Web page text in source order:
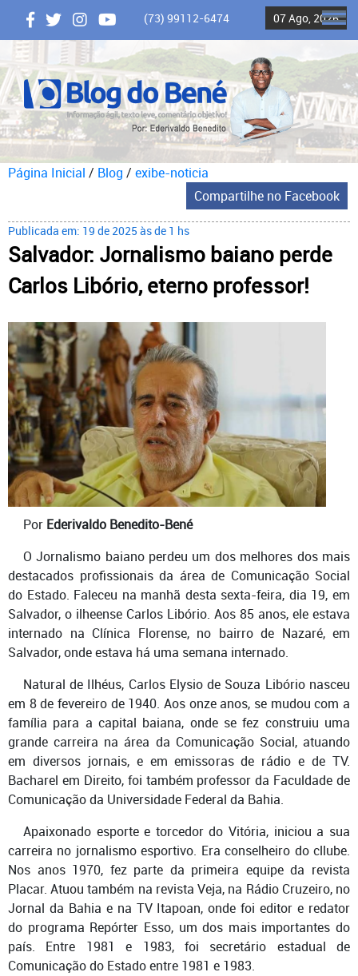
(73) 99112-6474 07 Ago, 2026
Página Inicial / Blog / exibe-noticia
Compartilhe no Facebook
Publicada em: 19 de 2025 às de 1 hs
Salvador: Jornalismo baiano perde
Carlos Libório, eterno professor!
Por Ederivaldo Benedito-Bené
O Jornalismo baiano perdeu um dos melhores dos mais
destacados profissionais da área de Comunicação Social
do Estado. Faleceu na manhã desta sexta-feira, dia 19, em
Salvador, o ilheense Carlos Libório. Aos 85 anos, ele estava
internado na Clínica Florense, no bairro de Nazaré, em
Salvador, onde estava há uma semana internado.
Natural de Ilhéus, Carlos Elysio de Souza Libório nasceu
em 8 de fevereiro de 1940. Aos onze anos, se mudou com a
família para a capital baiana, onde se fez construiu uma
grande carreira na área da Comunicação Social, atuando
em diversos jornais, e em emissoras de rádio e de TV.
Bacharel em Direito, foi também professor da Faculdade de
Comunicação da Universidade Federal da Bahia.
Apaixonado esporte e torcedor do Vitória, iniciou a sua
carreira no jornalismo esportivo. Era conselheiro do cllube.
Nos anos 1970, fez parte da primeira equipe da revista
Placar. Atuou também na revista Veja, na Rádio Cruzeiro, no
Jornal da Bahia e na TV Itapoan, onde foi editor e redator
do programa Repórter Esso, um dos mais importantes do
país. Entre 1981 e 1983, foi secretário estadual de
Comunicação do Estado entre 1981 e 1983.